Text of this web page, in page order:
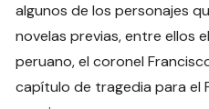
algunos de los personajes
novelas previas, entre ellos
peruano, el coronel
capítulo de tragedia para el